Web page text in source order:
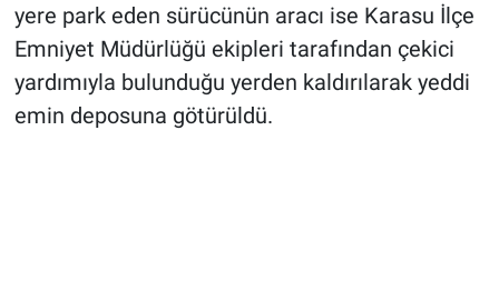
yere park eden sürücünün aracı ise Karasu İlçe
Emniyet Müdürlüğü ekipleri tarafından çekici
yardımıyla bulunduğu yerden kaldırılarak yeddi
emin deposuna götürüldü.